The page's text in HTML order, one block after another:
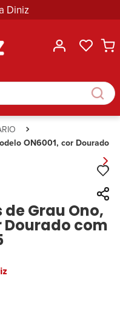
Diniz
ON6001, cor Dourado
Grau Ono,
Dourado com